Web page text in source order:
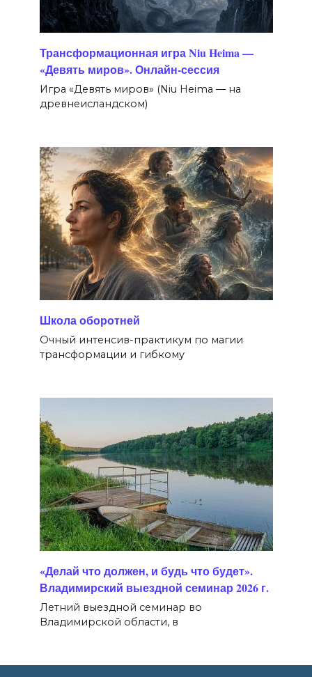
Трансформационная игра Niu Heima —
«Девять миров». Онлайн-сессия
Игра «Девять миров» (Niu Heima — на
древнеисландском)
Школа оборотней
Очный интенсив-практикум по магии
трансформации и гибкому
«Делай что должен, и будь что будет».
Владимирский выездной семинар 2026 г.
Летний выездной семинар во
Владимирской области, в